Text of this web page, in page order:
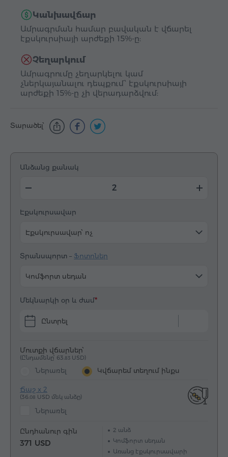
Կանխավճար
Ամրագրման համար բավական է վճարել
էքսկուրսիայի արժեքի 15%-ը:
Չեղարկում
Ամրագրումը չեղարկելու կամ
չներկայանալու դեպքում՝ էքսկուրսիայի
արժեքի 15%-ը չի վերադարձվում:
Տարածել՝
Անձանց քանակ
Էքսկուրսավար
Էքսկուրսավար՝ ոչ
Տրանսպորտ – Ֆոտոներ
Կոմֆորտ սեդան
Մեկնարկի օր և ժամ
Ընտրել
Մուտքի վճարներ՝
(Ընդամենը՝ 63.83 USD)
Ներառել Կվճարեմ տեղում ինքս
Ճաշ x 2
(36.08 USD մեկ անձը)
Ներառել
Ընդհանուր գին
371 USD
2 անձ
Կոմֆորտ սեդան
Առանց էքսկուրսավարի